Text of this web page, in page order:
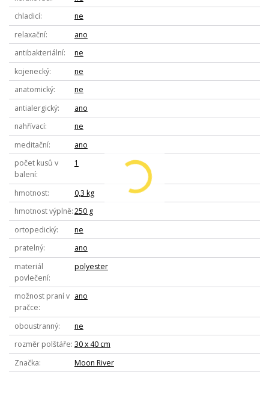
chladicí
ne
relaxační
ano
antibakteriální
ne
kojenecký
ne
anatomický
ne
antialergický
ano
nahřívací
ne
meditační
ano
počet kusů v
balení
1
hmotnost
0,3 kg
hmotnost výplně 250 g
ortopedický
ne
pratelný
ano
materiál
povlečení
polyester
možnost praní v
pračce
ano
oboustranný
ne
rozměr polštáře 30 x 40 cm
Značka
Moon River